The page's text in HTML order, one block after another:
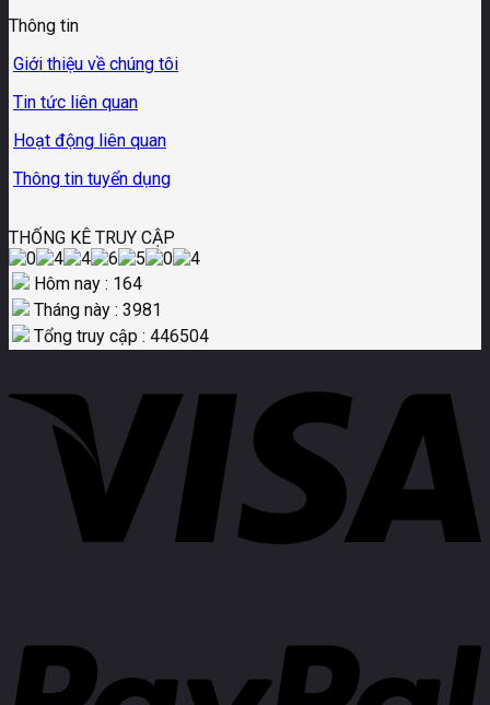
Thông tin
Giới thiệu về chúng tôi
Tin tức liên quan
Hoạt động liên quan
Thông tin tuyển dụng
THỐNG KÊ TRUY CẬP
Hôm nay : 164
Tháng này : 3981
Tổng truy cập : 446504